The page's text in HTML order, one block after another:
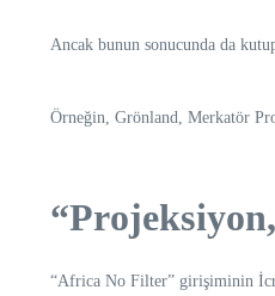
Ancak bunun sonucunda da
Örneğin, Grönland, Merkatör
“Africa No Filter” girişiminin